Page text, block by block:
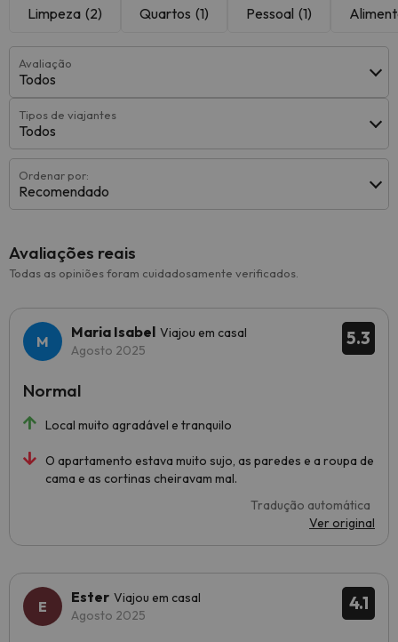
Limpeza (2) Quartos (1) Pessoal (1)
Avaliação
Todos
Tipos de viajantes
Todos
Ordenar por:
Recomendado
Avaliações reais
Todas as opiniões foram cuidadosamente verificados.
5.3
Maria Isabel Viajou em casal
Agosto 2025
Local muito agradável e tranquilo
O apartamento estava muito sujo, as paredes e a roupa de
cama e as cortinas cheiravam mal.
Tradução automática
Ver original
Normal
4.1
Ester Viajou em casal
Agosto 2025